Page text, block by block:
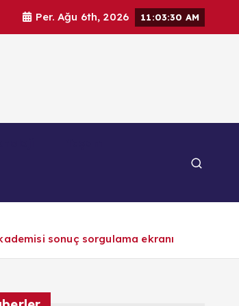
Per. Ağu 6th, 2026 11:03:32 AM
sonuç sorgulama ekranı